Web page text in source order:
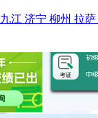
九江 济宁 柳州 拉萨